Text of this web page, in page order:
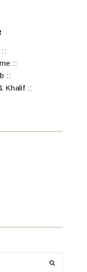
::
::
::
Khalif ::